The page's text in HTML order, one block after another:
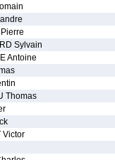
Sylvain
Antoine
Thomas
Victor